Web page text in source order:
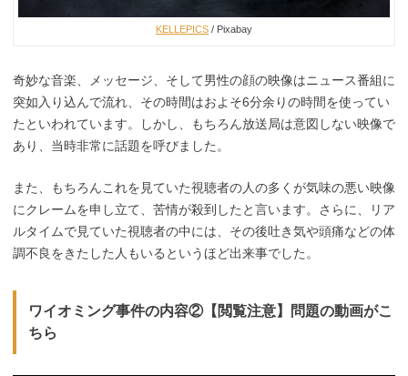
KELLEPICS / Pixabay
奇妙な音楽、メッセージ、そして男性の顔の映像はニュース番組に
突如入り込んで流れ、その時間はおよそ6分余りの時間を使ってい
たといわれています。しかし、もちろん放送局は意図しない映像で
あり、当時非常に話題を呼びました。
また、もちろんこれを見ていた視聴者の人の多くが気味の悪い映像
にクレームを申し立て、苦情が殺到したと言います。さらに、リア
ルタイムで見ていた視聴者の中には、その後吐き気や頭痛などの体
調不良をきたした人もいるというほど出来事でした。
ワイオミング事件の内容②【閲覧注意】問題の動画がこ
ちら